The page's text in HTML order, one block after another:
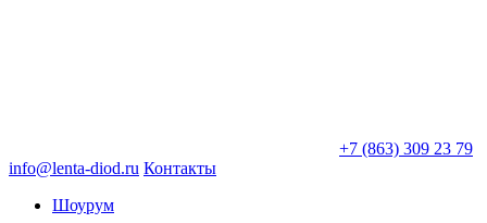
+7 (863) 309 23 79
info@lenta-diod.ru Контакты
Шоурум